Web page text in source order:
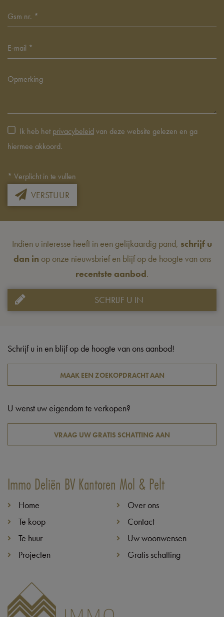
Ik heb hetprivacybeleidvan deze website gelezen en ga
hiermee akkoord.
* Verplicht in te vullen
VERSTUUR
Indien u interesse heeft in een gelijkaardig pand, schrijf u
dan in op onze nieuwsbrief en blijf op de hoogte van ons
recentste aanbod.
SCHRIJF U IN
Immo Deliën BV Kantoren Mol & Pelt
Home
Te koop
Te huur
Projecten
Over ons
Contact
Uw woonwensen
Gratis schatting
Schrijf u in en blijf op de hoogte van ons aanbod!
MAAK EEN ZOEKOPDRACHT AAN
U wenst uw eigendom te verkopen?
VRAAG UW GRATIS SCHATTING AAN